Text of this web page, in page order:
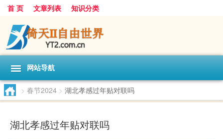
首 页 文章列表 知识分类
网站导航
> 春节2024 > 湖北孝感过年贴对联吗
湖北孝感过年贴对联吗